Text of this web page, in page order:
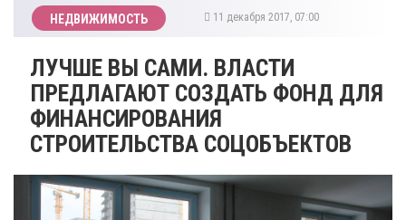
НЕДВИЖИМОСТЬ 11 декабря 2017, 07:00
ЛУЧШЕ ВЫ САМИ. ВЛАСТИ
ПРЕДЛАГАЮТ СОЗДАТЬ ФОНД ДЛЯ
ФИНАНСИРОВАНИЯ
СТРОИТЕЛЬСТВА СОЦОБЪЕКТОВ